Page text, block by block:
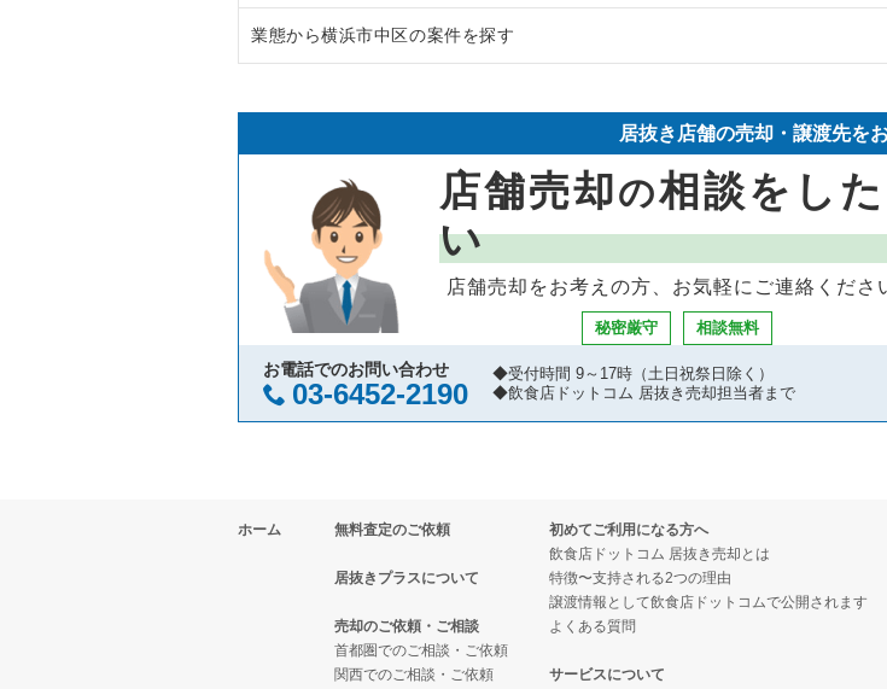
鎌倉市の飲食店の居抜き売却物件の案件一覧
川崎市高津区の飲食店の居抜き売却物件の案件一覧
横浜市鶴見区の飲食店の居抜き売却物件の案件一覧
川崎市中原区の飲食店の居抜き売却物件の案件一覧
横浜市中区の飲食店の居抜き売却物件の案件一覧
横浜市南区の飲食店の居抜き売却物件の案件一覧
横浜市港北区の飲食店の居抜き売却物件の案件一覧
横浜市都筑区の飲食店の居抜き売却物件の案件一覧
横浜市西区の飲食店の居抜き売却物件の案件一覧
川崎市宮前区の飲食店の居抜き売却物件の案件一覧
神奈川県のラーメンの居抜き売却物件の案件一覧
神奈川県のイタリア料理の居抜き売却物件の案件一覧
神奈川県の中華の居抜き売却物件の案件一覧
神奈川県のそば・うどんの居抜き売却物件の案件一覧
神奈川県の寿司の居抜き売却物件の案件一覧
神奈川県の焼肉の居抜き売却物件の案件一覧
神奈川県の鉄板焼き・お好み焼の居抜き売却物件の案件一覧
神奈川県のカフェの居抜き売却物件の案件一覧
神奈川県のテイクアウトの居抜き売却物件の案件一覧
神奈川県のお弁当・惣菜・デリの居抜き売却物件の案件一覧
業態から横浜市中区の案件を探す
横浜市中区のフランス料理の居抜き売却物件の案件一覧
横浜市中区のイタリア料理の居抜き売却物件の案件一覧
横浜市中区の中華の居抜き売却物件の案件一覧
横浜市中区の寿司の居抜き売却物件の案件一覧
横浜市中区の焼肉の居抜き売却物件の案件一覧
横浜市中区の鉄板焼き・お好み焼の居抜き売却物件の案件一覧
横浜市中区のカフェの居抜き売却物件の案件一覧
横浜市中区のテイクアウトの居抜き売却物件の案件一覧
横浜市中区のカラオケ・パブ・スナックの居抜き売却物件の案件一覧
居抜き店舗の売却・譲渡先を
店舗売却の相談をした
い
店舗売却をお考えの方、お気軽にご連絡くださ
秘密厳守 相談無料
お電話でのお問い合わせ
03-6452-2190
◆受付時間 9～17時（土日祝祭日除く）
◆飲食店ドットコム 居抜き売却担当者まで
ホーム 無料査定のご依頼
居抜きプラスについて
売却のご依頼・ご相談
首都圏でのご相談・ご依頼
関西でのご相談・ご依頼
初めてご利用になる方へ
飲食店ドットコム 居抜き売却とは
特徴〜支持される2つの理由
譲渡情報として飲食店ドットコムで公開されます
よくある質問
サービスについて